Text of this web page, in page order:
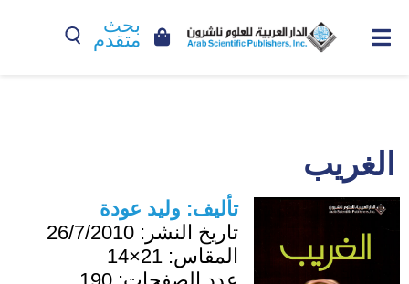
بحث
متقدم
الغريب
تأليف: وليد عودة
تاريخ النشر: 26/7/2010
المقاس: 21×14